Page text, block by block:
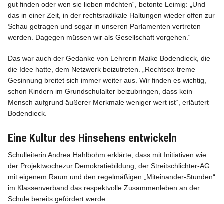
gut finden oder wen sie lieben möchten“, betonte Leimig: „Und
das in einer Zeit, in der rechtsradikale Haltungen wieder offen zur
Schau getragen und sogar in unseren Parlamenten vertreten
werden. Dagegen müssen wir als Gesellschaft vorgehen.“
Das war auch der Gedanke von Lehrerin Maike Bodendieck, die
die Idee hatte, dem Netzwerk beizutreten. „Rechtsex-treme
Gesinnung breitet sich immer weiter aus. Wir finden es wichtig,
schon Kindern im Grundschulalter beizubringen, dass kein
Mensch aufgrund äußerer Merkmale weniger wert ist“, erläutert
Bodendieck.
Eine Kultur des Hinsehens entwickeln
Schulleiterin Andrea Hahlbohm erklärte, dass mit Initiativen wie
der Projektwochezur Demokratiebildung, der Streitschlichter-AG
mit eigenem Raum und den regelmäßigen „Miteinander-Stunden“
im Klassenverband das respektvolle Zusammenleben an der
Schule bereits gefördert werde.